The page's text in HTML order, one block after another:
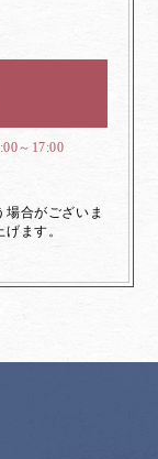
～17:00
合がございま
ます。